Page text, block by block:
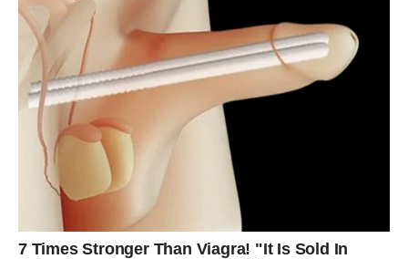
Blizanci ulaze u izuzetno dinamičan period. Energija se
ubrzava, komunikacija se intenzivira, a informacije dolaze
sa svih strana. Ipak, među mnoštvom reči, poruka i
susreta, nalazi se jedna ključna stvarkoja ima potencijal
da promeni vaš pravac.
Važni događaji za Blizance u narednim danima mogu se
manifestovati kao:
iznenadna ponuda ili poslovna prilika